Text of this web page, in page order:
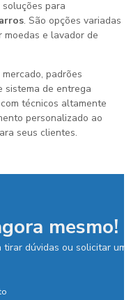
para
. São opções variadas
moedas e lavador de
padrões
sistema de entrega
técnicos altamente
personalizado ao
seus clientes.
mesmo!
dúvidas ou solicitar um